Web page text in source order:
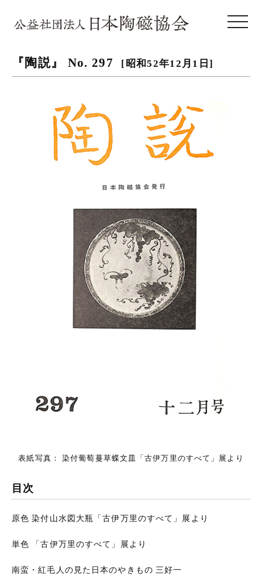
toggle
『陶説』 No. 297 [昭和52年12月1日]
表紙写真： 染付葡萄蔓草蝶文皿「古伊万里のすべて」展より
目次
原色 染付山水図大瓶「古伊万里のすべて」展より
単色 「古伊万里のすべて」展より
南蛮・紅毛人の見た日本のやきもの 三好一